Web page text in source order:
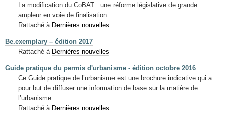
La modification du CoBAT : une réforme législative de grande
ampleur en voie de finalisation.
Rattaché à Dernières nouvelles
Be.exemplary – édition 2017
Rattaché à Dernières nouvelles
Guide pratique du permis d'urbanisme - édition octobre 2016
Ce Guide pratique de l’urbanisme est une brochure indicative qui a
pour but de diffuser une information de base sur la matière de
l’urbanisme.
Rattaché à Dernières nouvelles